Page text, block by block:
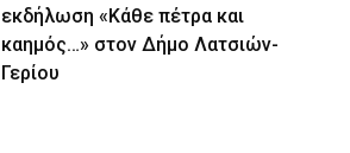
εκδήλωση «Κάθε πέτρα και
καημός…» στον Δήμο Λατσιών-
Γερίου